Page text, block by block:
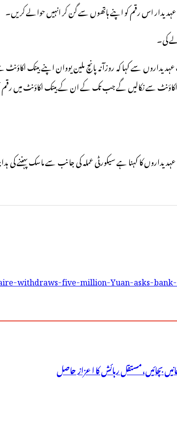
اس رقم کو اپنے ہاتھوں سے گن کر انہیں حوالے کریں۔
کی۔
سے کہا کہ روزآنہ پانچ ملین یووان اپنے بینک
اکاؤنٹ سے نکالیں گے جب تک کے ان کے بینک اکاؤنٹ میں رقم
کا کہنا ہے سیکورٹی عملہ کی جانب سے ماسک پہننے کی
withdraws-five-million-Yuan-asks-
بچائیں، مستقل رہائش کا اعزاز حاصل